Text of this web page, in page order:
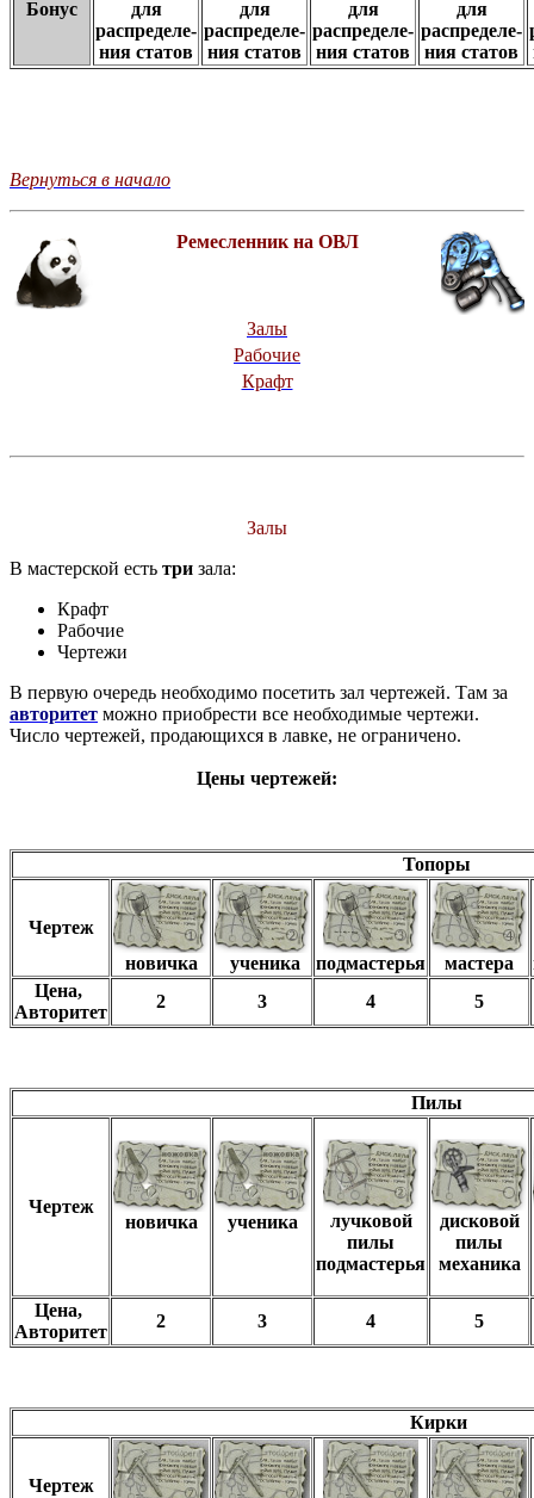
Бонус
для
распределе-
ния статов
для
распределе-
ния статов
для
распределе-
ния статов
для
распределе-
ния статов
Вернуться в начало
Ремесленник на ОВЛ
Залы
Рабочие
Крафт
Залы
В мастерской есть три зала:
Крафт
Рабочие
Чертежи
В первую очередь необходимо посетить зал чертежей. Там за
авторитет можно приобрести все необходимые чертежи.
Число чертежей, продающихся в лавке, не ограничено.
Цены чертежей:
Топоры
Чертеж
новичка
ученика подмастерья мастера
Цена,
Авторитет
2 3 4 5
Пилы
Чертеж
новичка ученика
лучковой
пилы
подмастерья
дисковой
пилы
механика
Цена,
Авторитет
2 3 4 5
Кирки
Чертеж